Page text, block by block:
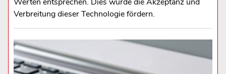
Verbreitung dieser Technologie fördern.